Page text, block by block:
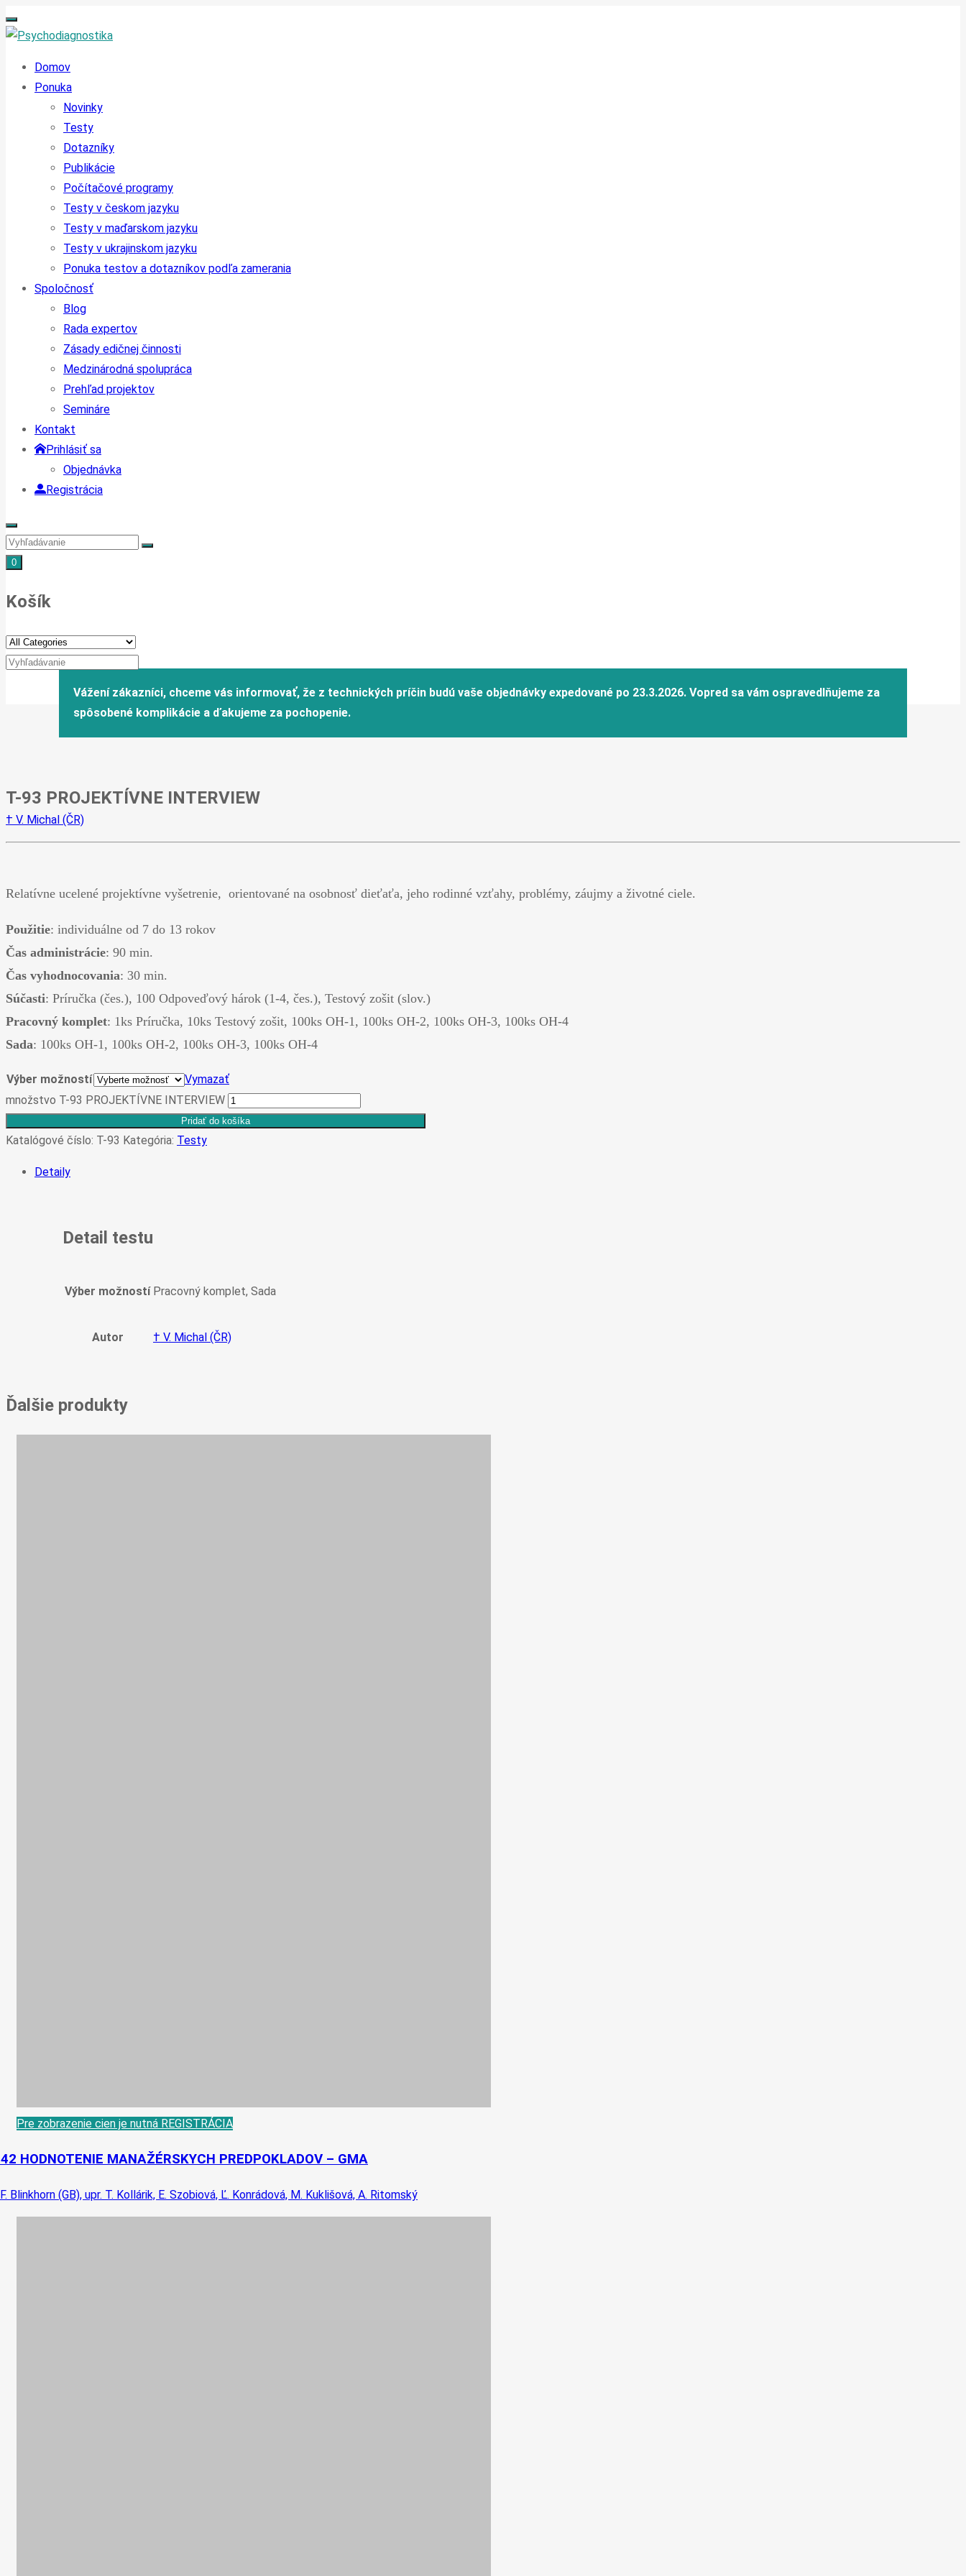
Domov
Ponuka
Novinky
Testy
Dotazníky
Publikácie
Počítačové programy
Testy v českom jazyku
Testy v maďarskom jazyku
Testy v ukrajinskom jazyku
Ponuka testov a dotazníkov podľa zamerania
Spoločnosť
Blog
Rada expertov
Zásady edičnej činnosti
Medzinárodná spolupráca
Prehľad projektov
Semináre
Kontakt
Prihlásiť sa
Objednávka
Registrácia
0
Košík
T-93 PROJEKTÍVNE INTERVIEW
† V. Michal (ČR)
Relatívne ucelené projektívne vyšetrenie, orientované na osobnosť dieťaťa, jeho rodinné vzťahy, problémy, záujmy a životné ciele.
Použitie: individuálne od 7 do 13 rokov
Čas administrácie: 90 min.
Čas vyhodnocovania: 30 min.
Súčasti: Príručka (čes.), 100 Odpoveďový hárok (1-4, čes.), Testový zošit (slov.)
Pracovný komplet: 1ks Príručka, 10ks Testový zošit, 100ks OH-1, 100ks OH-2, 100ks OH-3, 100ks OH-4
Sada: 100ks OH-1, 100ks OH-2, 100ks OH-3, 100ks OH-4
Výber možností
Vymazať
množstvo T-93 PROJEKTÍVNE INTERVIEW
Pridať do košíka
Katalógové číslo: T-93 Kategória: Testy
Detaily
Detail testu
Výber možností Pracovný komplet, Sada
Autor † V. Michal (ČR)
Ďalšie produkty
Pre zobrazenie cien je nutná REGISTRÁCIA
HODNOTENIE MANAŽÉRSKYCH PREDPOKLADOV – GMA
Blinkhorn (GB), upr. T. Kollárik, E. Szobiová, Ľ. Konrádová, M. Kuklišová, A. Ritomský